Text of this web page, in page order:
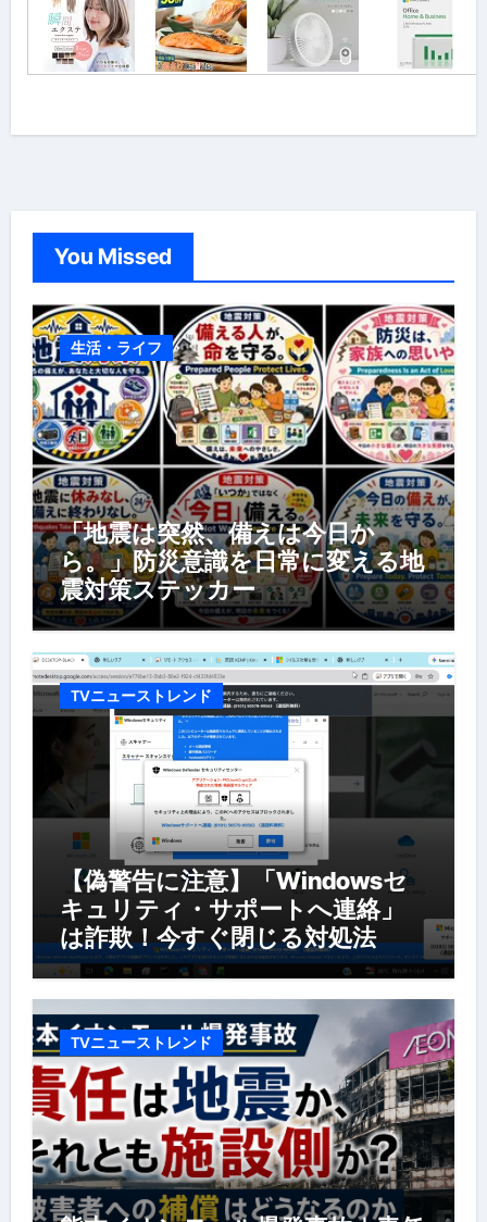
You Missed
生活・ライフ
「地震は突然、備えは今日か
ら。」防災意識を日常に変える地
震対策ステッカー
TVニューストレンド
【偽警告に注意】「Windowsセ
キュリティ・サポートへ連絡」
は詐欺！今すぐ閉じる対処法
TVニューストレンド